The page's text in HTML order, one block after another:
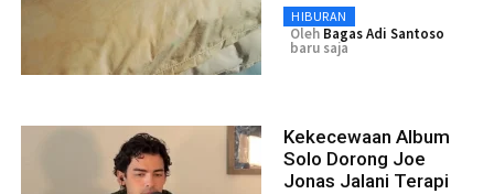
HIBURAN
Oleh Bagas Adi Santoso
baru saja
Kekecewaan Album
Solo Dorong Joe
Jonas Jalani Terapi